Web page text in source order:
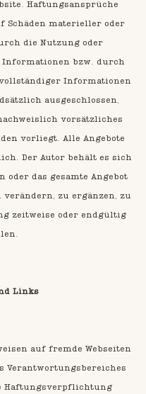
Haftungsansprüche
Schäden materieller oder
die Nutzung oder
Informationen bzw. durch
Informationen
ausgeschlossen,
vorsätzliches
vorliegt. Alle Angebote
Der Autor behält es sich
oder das gesamte Angebot
zu ergänzen, zu
zeitweise oder endgültig
Links
auf fremde Webseiten
Verantwortungsbereiches
Haftungsverpflichtung